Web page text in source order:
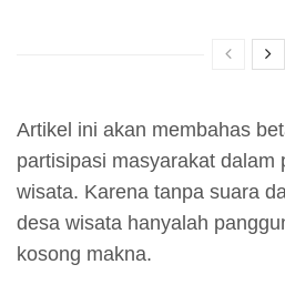
Artikel ini akan membahas
partisipasi masyarakat dalam
wisata. Karena tanpa suara
desa wisata hanyalah
kosong makna.